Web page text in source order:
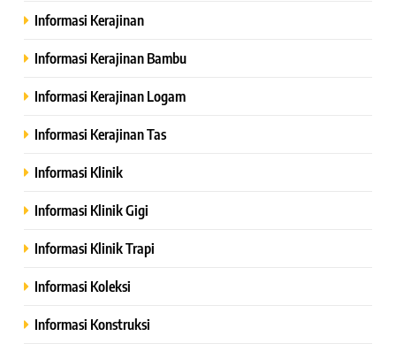
Informasi Kerajinan
Informasi Kerajinan Bambu
Informasi Kerajinan Logam
Informasi Kerajinan Tas
Informasi Klinik
Informasi Klinik Gigi
Informasi Klinik Trapi
Informasi Koleksi
Informasi Konstruksi